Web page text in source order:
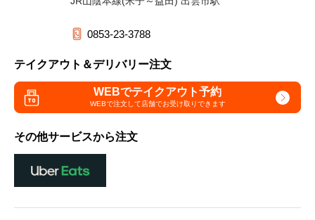
0853-23-3788
テイクアウト＆デリバリー注文
WEBでテイクアウト予約
WEBで注文して店舗でお受け取りできます
その他サービスから注文